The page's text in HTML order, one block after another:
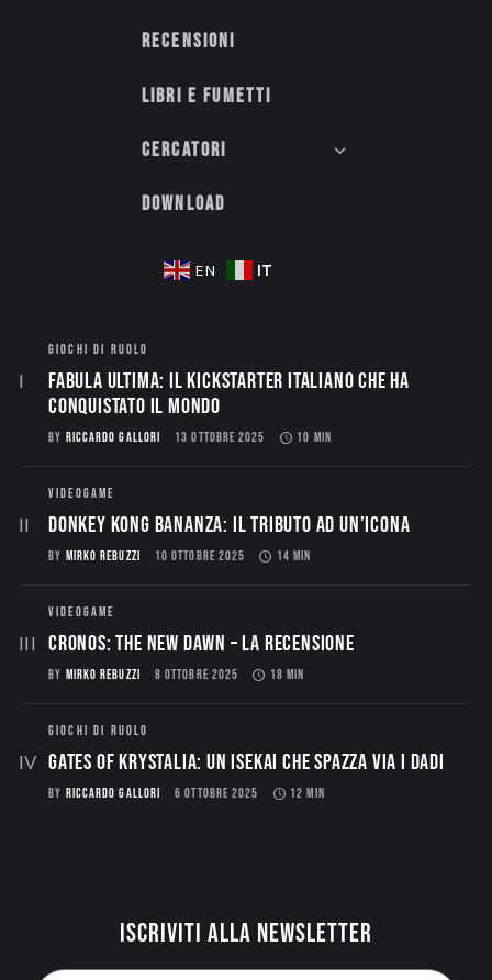
Recensioni
Libri e fumetti
Cercatori
Download
EN IT
GIOCHI DI RUOLO
Fabula Ultima: il Kickstarter italiano che ha
conquistato il mondo
BY RICCARDO GALLORI 13 OTTOBRE 2025 10 MIN
VIDEOGAME
Donkey Kong Bananza: Il Tributo ad un’Icona
BY MIRKO REBUZZI 10 OTTOBRE 2025 14 MIN
VIDEOGAME
CRONOS: THE NEW DAWN – La Recensione
BY MIRKO REBUZZI 8 OTTOBRE 2025 18 MIN
GIOCHI DI RUOLO
Gates of Krystalia: Un Isekai che spazza via i dadi
BY RICCARDO GALLORI 6 OTTOBRE 2025 12 MIN
Iscriviti alla newsletter